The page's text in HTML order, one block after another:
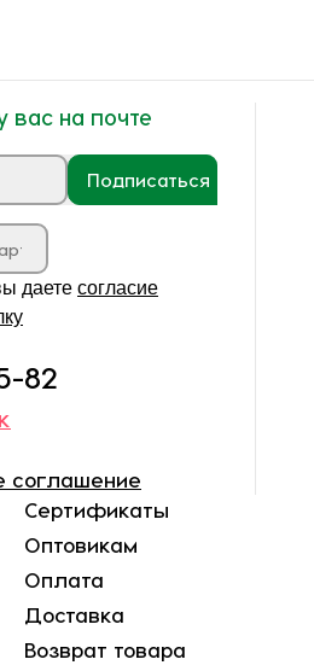
Сертификаты
Оптовикам
Оплата
Доставка
Возврат товара
вас на почте
Подписаться
даете согласие
82
соглашение